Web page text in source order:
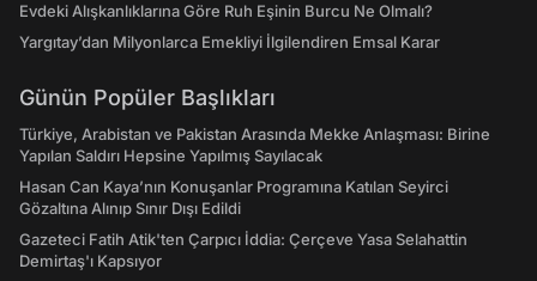
Evdeki Alışkanlıklarına Göre Ruh Eşinin Burcu Ne Olmalı?
Yargıtay’dan Milyonlarca Emekliyi İlgilendiren Emsal Karar
Günün Popüler Başlıkları
Türkiye, Arabistan ve Pakistan Arasında Mekke Anlaşması: Birine
Yapılan Saldırı Hepsine Yapılmış Sayılacak
Hasan Can Kaya’nın Konuşanlar Programına Katılan Seyirci
Gözaltına Alınıp Sınır Dışı Edildi
Gazeteci Fatih Atik'ten Çarpıcı İddia: Çerçeve Yasa Selahattin
Demirtaş'ı Kapsıyor